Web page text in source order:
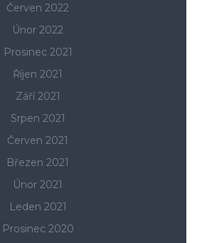
Červen 2022
Únor 2022
Prosinec 2021
Říjen 2021
Září 2021
Srpen 2021
Červen 2021
Březen 2021
Únor 2021
Leden 2021
Prosinec 2020